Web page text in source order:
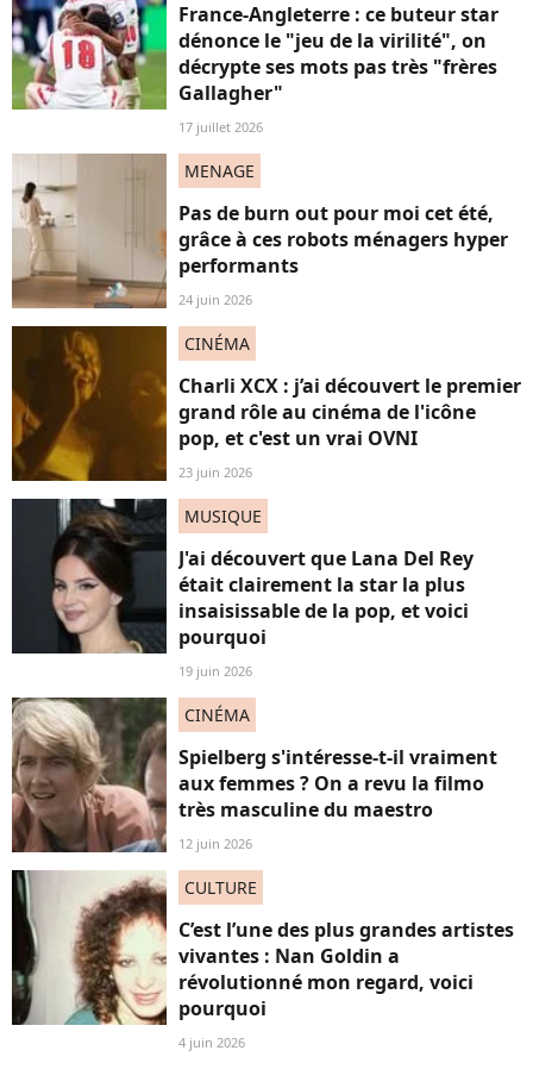
France-Angleterre : ce buteur star
dénonce le "jeu de la virilité", on
décrypte ses mots pas très "frères
Gallagher"
17 juillet 2026
MENAGE
Pas de burn out pour moi cet été,
grâce à ces robots ménagers hyper
performants
24 juin 2026
CINÉMA
Charli XCX : j’ai découvert le premier
grand rôle au cinéma de l'icône
pop, et c'est un vrai OVNI
23 juin 2026
MUSIQUE
J'ai découvert que Lana Del Rey
était clairement la star la plus
insaisissable de la pop, et voici
pourquoi
19 juin 2026
CINÉMA
Spielberg s'intéresse-t-il vraiment
aux femmes ? On a revu la filmo
très masculine du maestro
12 juin 2026
CULTURE
C’est l’une des plus grandes artistes
vivantes : Nan Goldin a
révolutionné mon regard, voici
pourquoi
4 juin 2026